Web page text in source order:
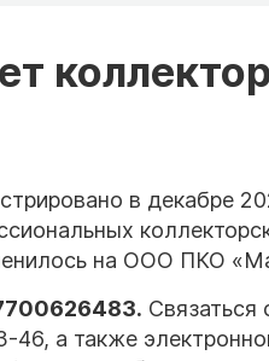
в декабре
на ООО ПКО
Связаться
а также